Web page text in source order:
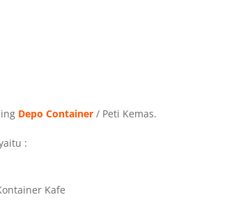
Depo Container/ Peti Kemas.
:
Kafe